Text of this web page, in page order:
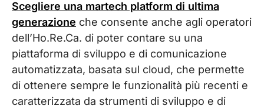
Scegliere una martech platform di ultima
generazione che consente anche agli operatori
dell’Ho.Re.Ca. di poter contare su una
piattaforma di sviluppo e di comunicazione
automatizzata, basata sul cloud, che permette
di ottenere sempre le funzionalità più recenti e
caratterizzata da strumenti di sviluppo e di